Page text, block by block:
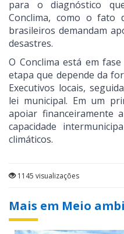
para o diagnóstico
Conclima, como o fato
brasileiros demandam
desastres.
O Conclima está em
etapa que depende da
Executivos locais,
lei municipal. Em um
apoiar financeiramente
capacidade
climáticos.
1145 visualizações
Mais em Meio